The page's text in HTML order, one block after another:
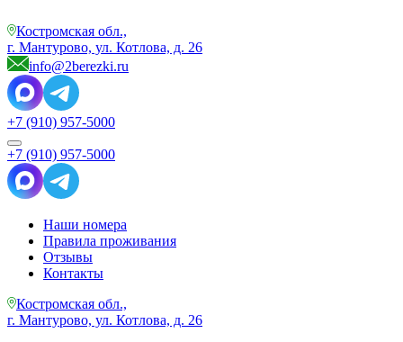
Костромская обл.,
г. Мантурово, ул. Котлова, д. 26
info@2berezki.ru
+7 (910) 957-5000
+7 (910) 957-5000
Наши номера
Правила проживания
Отзывы
Контакты
Костромская обл.,
г. Мантурово, ул. Котлова, д. 26